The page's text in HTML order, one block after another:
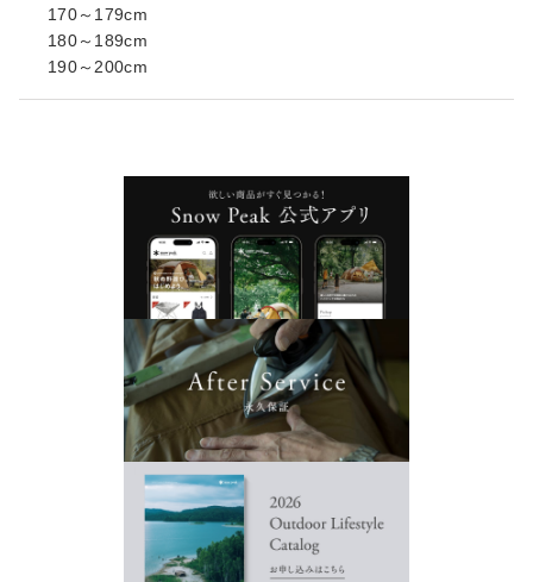
170～179cm
180～189cm
190～200cm